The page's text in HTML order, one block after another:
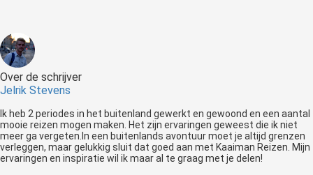
Over de schrijver
Jelrik Stevens
Ik heb 2 periodes in het buitenland gewerkt en gewoond en een aantal
mooie reizen mogen maken. Het zijn ervaringen geweest die ik niet
meer ga vergeten.In een buitenlands avontuur moet je altijd grenzen
verleggen, maar gelukkig sluit dat goed aan met Kaaiman Reizen. Mijn
ervaringen en inspiratie wil ik maar al te graag met je delen!